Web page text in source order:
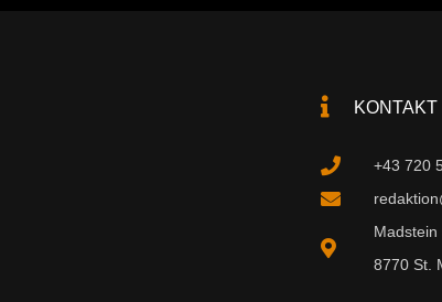
KONTAKT
+43 720
Madstein
8770 St.